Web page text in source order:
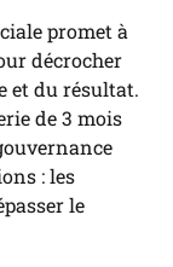
promet à
décrocher
et du résultat.
de 3 mois
: les
le